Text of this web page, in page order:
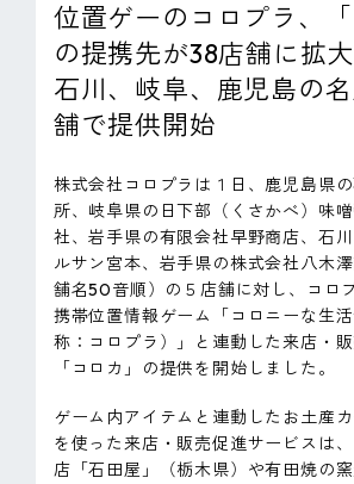
IR情報
採用情報
サステナビリティ
ピンマーク
EN
位置ゲーのコロプラ、「
の提携先が38店舗に拡
石川、岐阜、鹿児島の
舗で提供開始
株式会社コロプラは１日、鹿児島県
所、岐阜県の日下部（くさかべ）味
社、岩手県の有限会社早野商店、石
ルサン宮本、岩手県の株式会社八木
舗名50音順）の５店舗に対し、コロ
携帯位置情報ゲーム「コロニーな生
称：コロプラ）」と連動した来店・
「コロカ」の提供を開始しました。
ゲーム内アイテムと連動したお土産カ
を使った来店・販売促進サービスは
店「石田屋」（栃木県）や有田焼の